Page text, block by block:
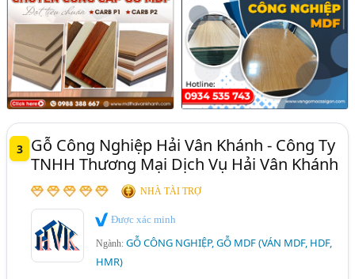
3
Gỗ Công Nghiệp Hải Vân Khánh - Công Ty
TNHH Thương Mại Dịch Vụ Hải Vân Khánh
NHÀ TÀI TRỢ
Được xác minh
Ngành:GỖ CÔNG NGHIỆP, GỖ MDF (VÁN MDF, HDF,
HMR)